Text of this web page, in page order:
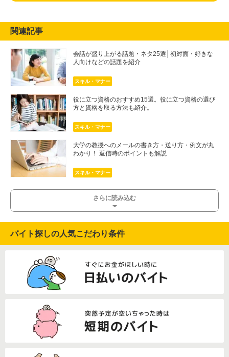
関連記事
会話が盛り上がる話題・ネタ25選│初対面・好きな
人向けなどの話題を紹介
スキル・マナー
役に立つ資格のおすすめ15選。役に立つ資格の選び
方と資格を取る方法も紹介。
スキル・マナー
大学の教授へのメールの書き方・送り方・例文が丸
わかり！ 返信時のポイントも解説
スキル・マナー
さらに読み込む
バイト探しの人気こだわり条件